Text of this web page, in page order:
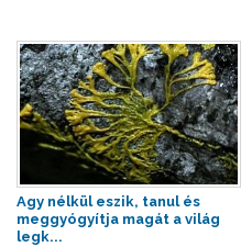
Agy nélkül eszik, tanul és
meggyógyítja magát a világ
legk...